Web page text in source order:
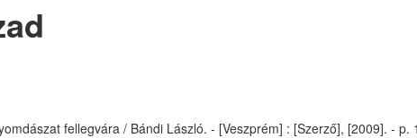
fellegvára / Bándi László. - [Veszprém] : [Szerző], [2009]. -